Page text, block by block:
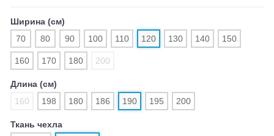
Ширина (см)
70
80 90 100 110 120 130 140 150
160 170 180 200
Длина (см)
160
198 180 186 190 195 200
Ткань чехла